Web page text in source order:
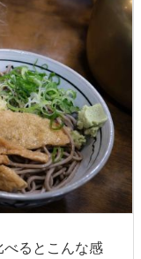
るとこんな感